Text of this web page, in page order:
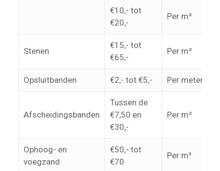
€10,- tot
€20,-
Per m²
Stenen
€15,- tot
€65,-
Per m²
Opsluitbanden €2,- tot €5,- Per meter
Afscheidingsbanden
Tussen de
€7,50 en
€30,-
Per m²
Ophoog- en
voegzand
€50,- tot
€70
Per m³